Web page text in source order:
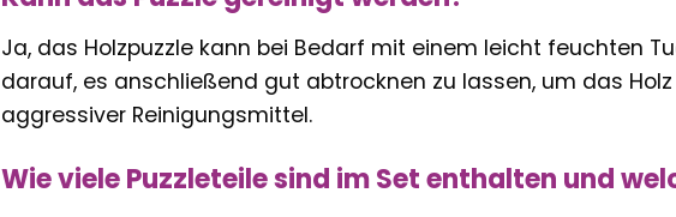
Ja, das Holzpuzzle kann bei Bedarf mit einem leicht feuchten
darauf, es anschließend gut abtrocknen zu lassen, um das
aggressiver Reinigungsmittel.
Wie viele Puzzleteile sind im Set enthalten und